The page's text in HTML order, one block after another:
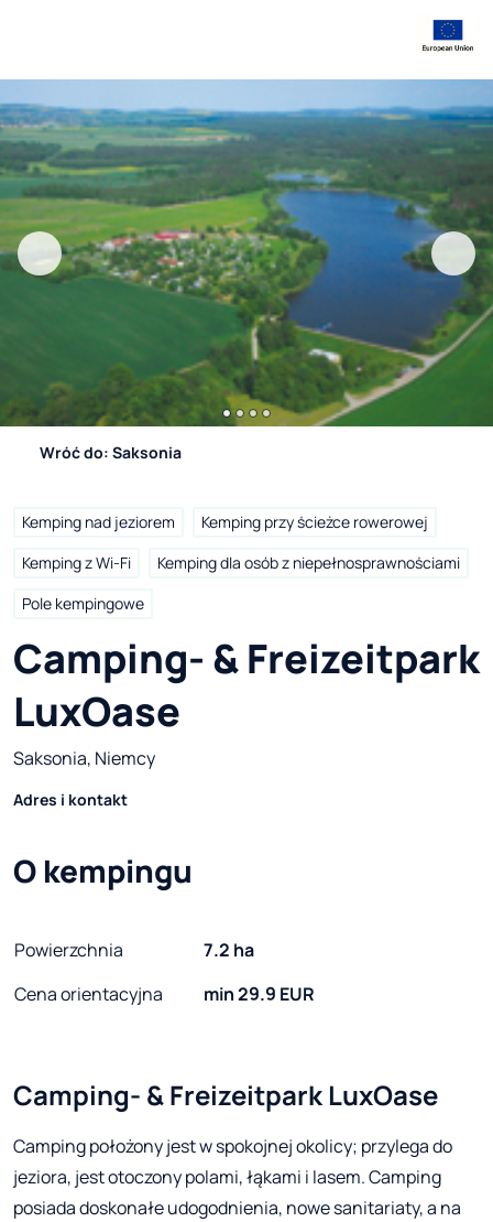
Wróć do: Saksonia
Kemping nad jeziorem
Kemping przy ścieżce rowerowej
Kemping z Wi-Fi
Kemping dla osób z niepełnosprawnościami
Pole kempingowe
Camping- & Freizeitpark
LuxOase
Saksonia, Niemcy
Adres i kontakt
O kempingu
Powierzchnia
7.2 ha
Cena orientacyjna
min 29.9 EUR
Camping- & Freizeitpark LuxOase
Camping położony jest w spokojnej okolicy; przylega do
jeziora, jest otoczony polami, łąkami i lasem. Camping
posiada doskonałe udogodnienia, nowe sanitariaty, a na